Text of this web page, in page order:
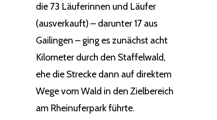
die 73 Läuferinnen und Läufer
(ausverkauft) – darunter 17 aus
Gailingen – ging es zunächst acht
Kilometer durch den Staffelwald,
ehe die Strecke dann auf direktem
Wege vom Wald in den Zielbereich
am Rheinuferpark führte.